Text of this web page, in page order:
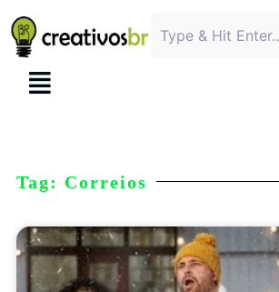
Tag: Correios